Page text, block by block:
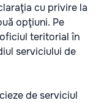
cu privire la
opţiuni. Pe
teritorial în
serviciului de
de serviciul